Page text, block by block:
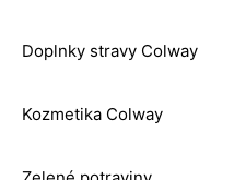
Doplnky stravy Colway
Kozmetika Colway